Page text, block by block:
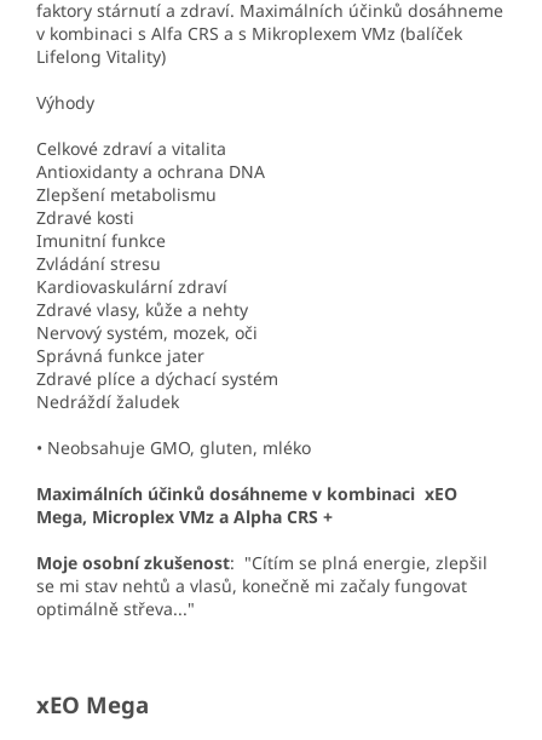
faktory stárnutí a zdraví. Maximálních účinků dosáhneme
v kombinaci s Alfa CRS a s Mikroplexem VMz (balíček
Lifelong Vitality)
Výhody
Celkové zdraví a vitalita
Antioxidanty a ochrana DNA
Zlepšení metabolismu
Zdravé kosti
Imunitní funkce
Zvládání stresu
Kardiovaskulární zdraví
Zdravé vlasy, kůže a nehty
Nervový systém, mozek, oči
Správná funkce jater
Zdravé plíce a dýchací systém
Nedráždí žaludek
• Neobsahuje GMO, gluten, mléko
Maximálních účinků dosáhneme v kombinaci xEO
Mega, Microplex VMz a Alpha CRS +
Moje osobní zkušenost: "Cítím se plná energie, zlepšil
se mi stav nehtů a vlasů, konečně mi začaly fungovat
optimálně střeva..."
xEO Mega